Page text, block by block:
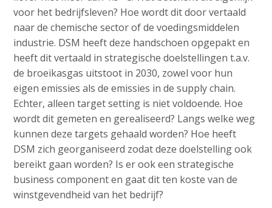
voor het bedrijfsleven? Hoe wordt dit door vertaald
naar de chemische sector of de voedingsmiddelen
industrie. DSM heeft deze handschoen opgepakt en
heeft dit vertaald in strategische doelstellingen t.a.v.
de broeikasgas uitstoot in 2030, zowel voor hun
eigen emissies als de emissies in de supply chain.
Echter, alleen target setting is niet voldoende. Hoe
wordt dit gemeten en gerealiseerd? Langs welke weg
kunnen deze targets gehaald worden? Hoe heeft
DSM zich georganiseerd zodat deze doelstelling ook
bereikt gaan worden? Is er ook een strategische
business component en gaat dit ten koste van de
winstgevendheid van het bedrijf?